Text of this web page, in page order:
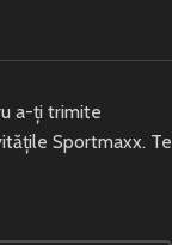
a-ți trimite
Sportmaxx. Te